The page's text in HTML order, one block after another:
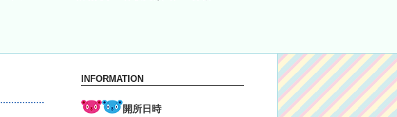
INFORMATION
開所日時